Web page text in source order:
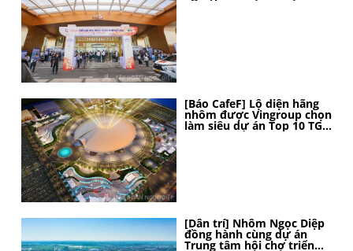
[Báo CafeF] Lộ diện hãng
nhôm được Vingroup chọn
làm siêu dự án Top 10 TG,
[Dân trí] Nhôm Ngọc Diệp
đồng hành cùng dự án
Trung tâm hội chợ triển